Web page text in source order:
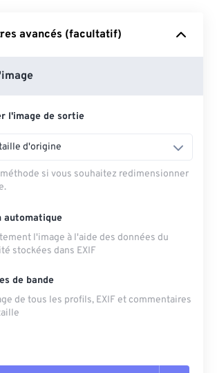
Google Drive
OneDrive
l'URL
avancés (facultatif)
l'image de sortie
d'origine
si vous souhaitez redimensionner
automatique
l'image à l'aide des données du
stockées dans EXIF
de bande
de tous les profils, EXIF ​​et commentaires